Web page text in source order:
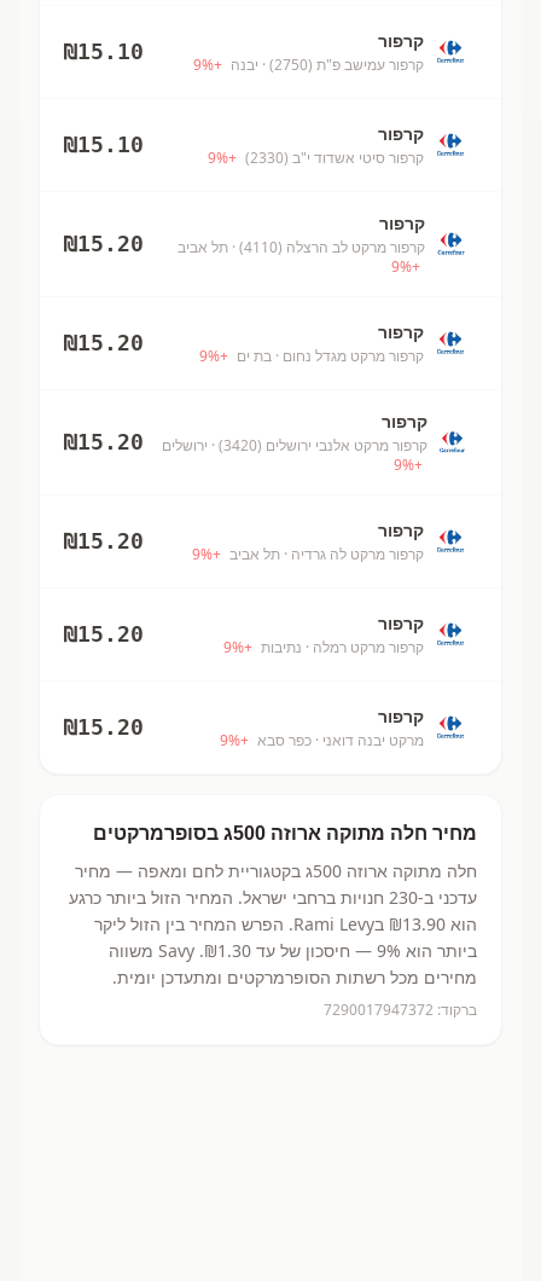
קרפור
קרפור עמישב פ"ת (2750) · יבנה +
9%
₪15.10
קרפור
קרפור סיטי אשדוד י"ב (2330) +
9%
₪15.10
קרפור
קרפור מרקט לב הרצלה (4110)
· תל אביב
+
9%
₪15.20
קרפור
קרפור מרקט מגדל נחום · בת ים +
9%
₪15.20
קרפור
קרפור מרקט אלנבי ירושלים (3420)
· ירושלים
+
9%
₪15.20
קרפור
קרפור מרקט לה גרדיה · תל אביב +
9%
₪15.20
קרפור
קרפור מרקט רמלה · נתיבות +
9%
₪15.20
קרפור
מרקט יבנה דואני · כפר סבא +
9%
₪15.20
מחיר חלה מתוקה ארוזה 500ג בסופרמרקטים
חלה מתוקה ארוזה 500ג בקטגוריית לחם ומאפה — מחיר
עדכני ב-230 חנויות ברחבי ישראל. המחיר הזול ביותר כרגע
הוא ₪13.90
בRami Levy.
הפרש המחיר בין הזול ליקר
ביותר הוא 9% — חיסכון של עד ₪1.30.
Savy משווה
מחירים מכל רשתות הסופרמרקטים ומתעדכן יומית.
ברקוד: 7290017947372